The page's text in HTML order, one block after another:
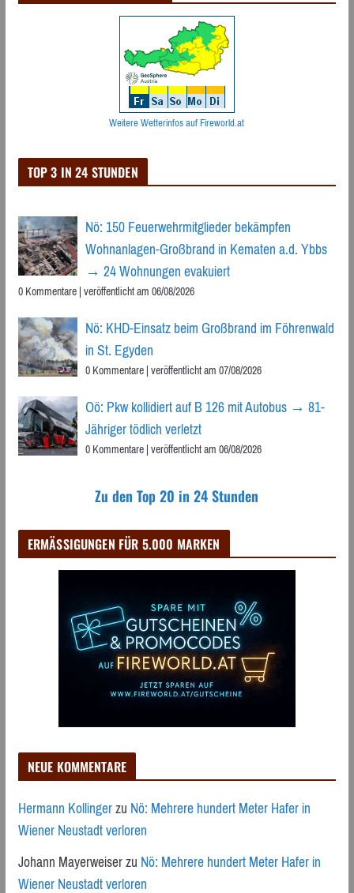
Weitere Wetterinfos auf Fireworld.at
TOP 3 IN 24 STUNDEN
Nö: 150 Feuerwehrmitglieder bekämpfen
Wohnanlagen-Großbrand in Kematen a.d. Ybbs
→ 24 Wohnungen evakuiert
0 Kommentare|veröffentlicht am 06/08/2026
Nö: KHD-Einsatz beim Großbrand im Föhrenwald
in St. Egyden
0 Kommentare|veröffentlicht am 07/08/2026
Oö: Pkw kollidiert auf B 126 mit Autobus → 81-
Jähriger tödlich verletzt
0 Kommentare|veröffentlicht am 06/08/2026
Zu den Top 20 in 24 Stunden
ERMÄSSIGUNGEN FÜR 5.000 MARKEN
NEUE KOMMENTARE
Hermann KollingerzuNö: Mehrere hundert Meter Hafer in
Wiener Neustadt verloren
Johann MayerweiserzuNö: Mehrere hundert Meter Hafer in
Wiener Neustadt verloren